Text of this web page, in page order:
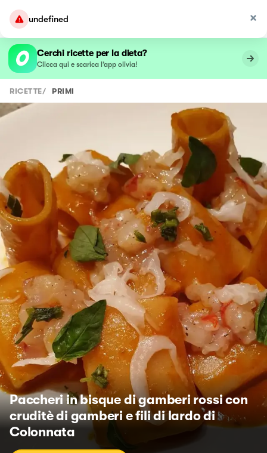
undefined
Cerchi ricette per la dieta?
Clicca qui e scarica l’app olivia!
RICETTE/ PRIMI
Paccheri in bisque di gamberi rossi con
cruditè di gamberi e fili di lardo di
Colonnata